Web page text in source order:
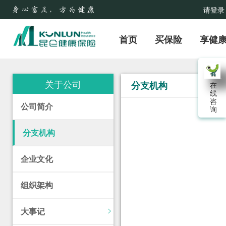
请登录
首页 买保险 享健
在
线
咨
询
关于公司
公司简介
分支机构
企业文化
组织架构
大事记
分支机构